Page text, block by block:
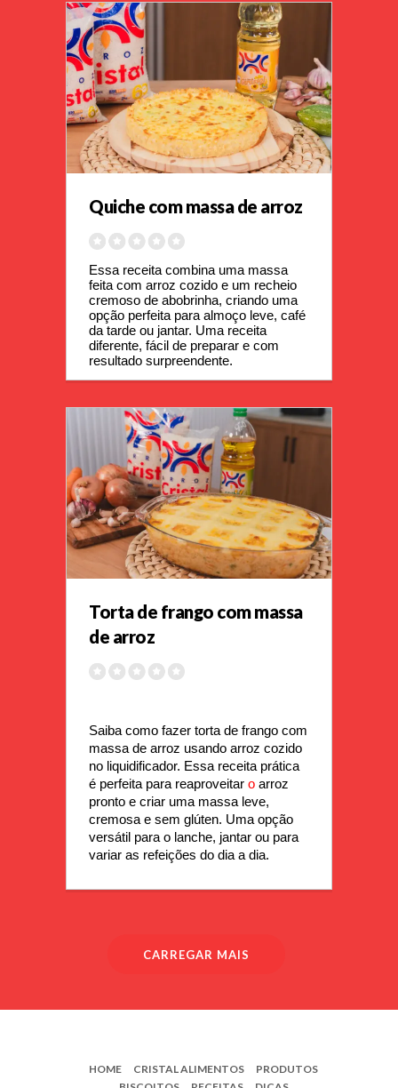
Quiche com massa de arroz
Essa receita combina uma massa
feita com arroz cozido e um recheio
cremoso de abobrinha, criando uma
opção perfeita para almoço leve, café
da tarde ou jantar. Uma receita
diferente, fácil de preparar e com
resultado surpreendente.
Torta de frango com massa
de arroz
Saiba como fazer torta de frango com
massa de arroz usando arroz cozido
no liquidificador. Essa receita prática
é perfeita para reaproveitar o arroz
pronto e criar uma massa leve,
cremosa e sem glúten. Uma opção
versátil para o lanche, jantar ou para
variar as refeições do dia a dia.
CARREGAR MAIS
HOME CRISTAL ALIMENTOS
PRODUTOS